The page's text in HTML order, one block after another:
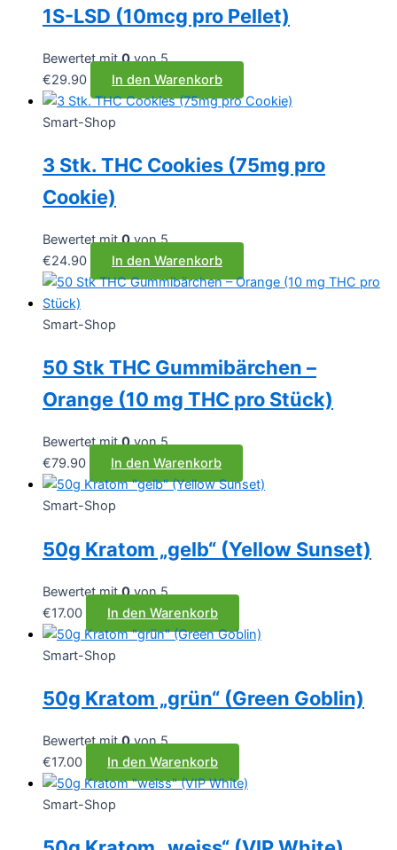
1S-LSD (10mcg pro Pellet)
Bewertet mit0von 5
€29.90 In den Warenkorb
Smart-Shop
3 Stk. THC Cookies (75mg pro
Cookie)
Bewertet mit0von 5
€24.90 In den Warenkorb
Smart-Shop
50 Stk THC Gummibärchen –
Orange (10 mg THC pro Stück)
Bewertet mit0von 5
€79.90 In den Warenkorb
Smart-Shop
50g Kratom „gelb“ (Yellow Sunset)
Bewertet mit0von 5
€17.00 In den Warenkorb
Smart-Shop
50g Kratom „grün“ (Green Goblin)
Bewertet mit0von 5
€17.00 In den Warenkorb
Smart-Shop